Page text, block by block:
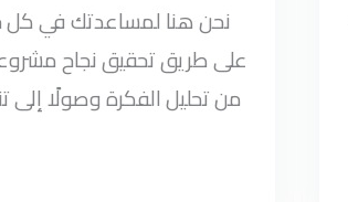
نحن هنا لمساعدتك في
على طريق تحقيق نجاح
من تحليل الفكرة وصولًا إلى